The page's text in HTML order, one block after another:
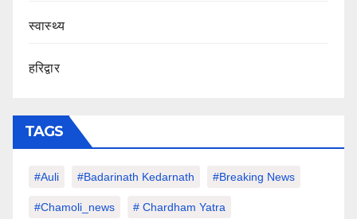
स्वास्थ्य
हरिद्वार
TAGS
#auli #Badarinath Kedarnath #Breaking News
#chamoli_news # Chardham Yatra